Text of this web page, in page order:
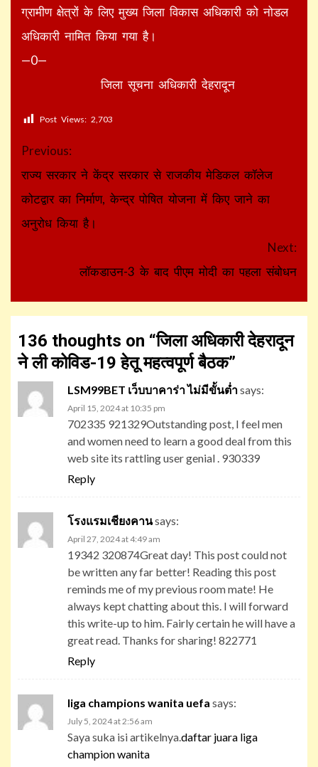
ग्रामीण क्षेत्रों के लिए मुख्य जिला विकास अधिकारी को नोडल
अधिकारी नामित किया गया है।
—0—
जिला सूचना अधिकारी देहरादून
Post Views: 2,703
Continue
Reading
Previous:
राज्य सरकार ने केंद्र सरकार से राजकीय मेडिकल कॉलेज
कोटद्वार का निर्माण, केन्द्र पोषित योजना में किए जाने का
अनुरोध किया है।
Next:
लॉकडाउन-3 के बाद पीएम मोदी का पहला संबोधन
136 thoughts on “जिला अधिकारी देहरादून
ने ली कोविड-19 हेतू महत्वपूर्ण बैठक”
LSM99BET เว็บบาคาร่า ไม่มีขั้นต่ำsays:
April 15, 2024 at 10:35 pm
702335 921329Outstanding post, I feel men
and women need to learn a good deal from this
web site its rattling user genial . 930339
Reply
โรงแรมเชียงคานsays:
April 27, 2024 at 4:49 am
19342 320874Great day! This post could not
be written any far better! Reading this post
reminds me of my previous room mate! He
always kept chatting about this. I will forward
this write-up to him. Fairly certain he will have a
great read. Thanks for sharing! 822771
Reply
liga champions wanita uefa says:
July 5, 2024 at 2:56 am
Saya suka isi artikelnya.daftar juara liga
champion wanita